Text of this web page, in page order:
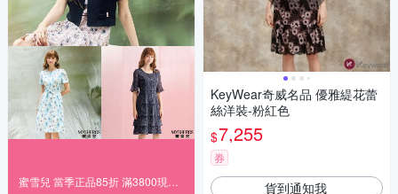
KeyWear奇威名品 優雅緹花蕾
絲洋裝-粉紅色
$7,255
券
貨到通知我